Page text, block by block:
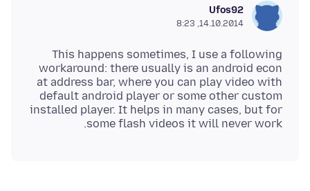
Ufos92
14.10.2014, 8:23
This happens sometimes, I use a following
workaround: there usually is an android econ
at address bar, where you can play video with
default android player or some other custom
installed player. It helps in many cases, but for
some flash videos it will never work.